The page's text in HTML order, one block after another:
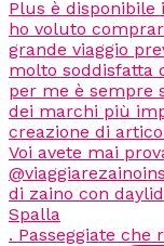
. Passeggiate che